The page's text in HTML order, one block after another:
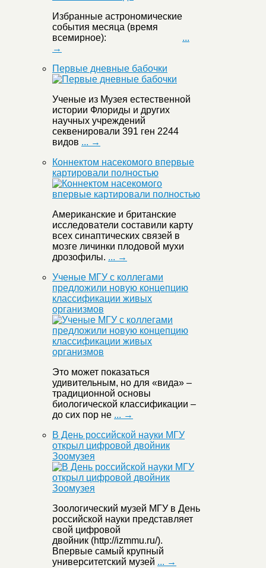
Избранные астрономические
события месяца (время
всемирное): ...
→
Первые дневные бабочки
Ученые из Музея естественной
истории Флориды и других
научных учреждений
секвенировали 391 ген 2244
видов ... →
Коннектом насекомого впервые
картировали полностью
Американские и британские
исследователи составили карту
всех синаптических связей в
мозге личинки плодовой мухи
дрозофилы. ... →
Ученые МГУ с коллегами
предложили новую концепцию
классификации живых
организмов
Это может показаться
удивительным, но для «вида» –
традиционной основы
биологической классификации –
до сих пор не ... →
В День российской науки МГУ
открыл цифровой двойник
Зоомузея
Зоологический музей МГУ в День
российской науки представляет
свой цифровой
двойник (http://izmmu.ru/).
Впервые самый крупный
университетский музей ... →